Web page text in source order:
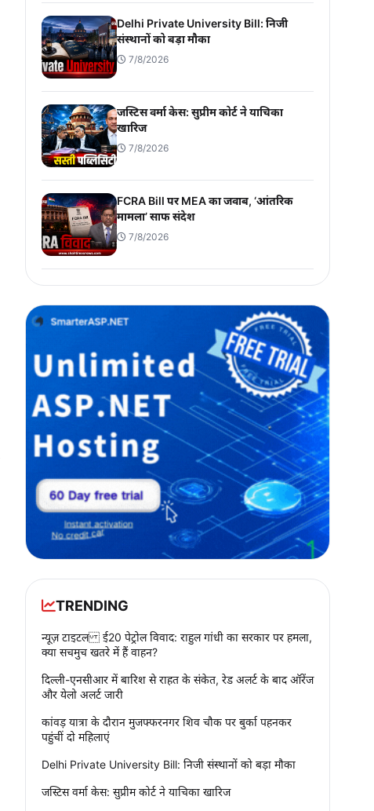
Delhi Private University Bill: निजी
संस्थानों को बड़ा मौका
7/8/2026
जस्टिस वर्मा केस: सुप्रीम कोर्ट ने याचिका
खारिज
7/8/2026
FCRA Bill पर MEA का जवाब, ‘आंतरिक
मामला’ साफ संदेश
7/8/2026
TRENDING
न्यूज़ टाइटल ई20 पेट्रोल विवाद: राहुल गांधी का सरकार पर हमला,
क्या सचमुच खतरे में हैं वाहन?
दिल्ली-एनसीआर में बारिश से राहत के संकेत, रेड अलर्ट के बाद ऑरेंज
और येलो अलर्ट जारी
कांवड़ यात्रा के दौरान मुजफ्फरनगर शिव चौक पर बुर्का पहनकर
पहुंचीं दो महिलाएं
Delhi Private University Bill: निजी संस्थानों को बड़ा मौका
जस्टिस वर्मा केस: सुप्रीम कोर्ट ने याचिका खारिज